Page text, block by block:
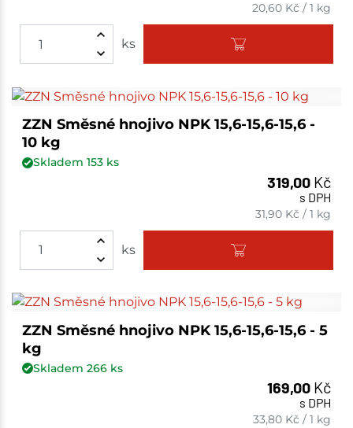
20,60 Kč /1 kg
ks
ZZN Směsné hnojivo NPK 15,6-15,6-15,6 -
10 kg
Skladem 153ks
319,00 Kč
s DPH
31,90 Kč /1 kg
ks
ZZN Směsné hnojivo NPK 15,6-15,6-15,6 - 5
kg
Skladem 266ks
169,00 Kč
s DPH
33,80 Kč /1 kg